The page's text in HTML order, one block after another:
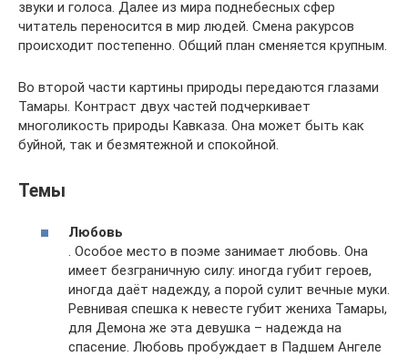
звуки и голоса. Далее из мира поднебесных сфер
читатель переносится в мир людей. Смена ракурсов
происходит постепенно. Общий план сменяется крупным.
Во второй части картины природы передаются глазами
Тамары. Контраст двух частей подчеркивает
многоликость природы Кавказа. Она может быть как
буйной, так и безмятежной и спокойной.
Темы
Любовь
. Особое место в поэме занимает любовь. Она
имеет безграничную силу: иногда губит героев,
иногда даёт надежду, а порой сулит вечные муки.
Ревнивая спешка к невесте губит жениха Тамары,
для Демона же эта девушка – надежда на
спасение. Любовь пробуждает в Падшем Ангеле